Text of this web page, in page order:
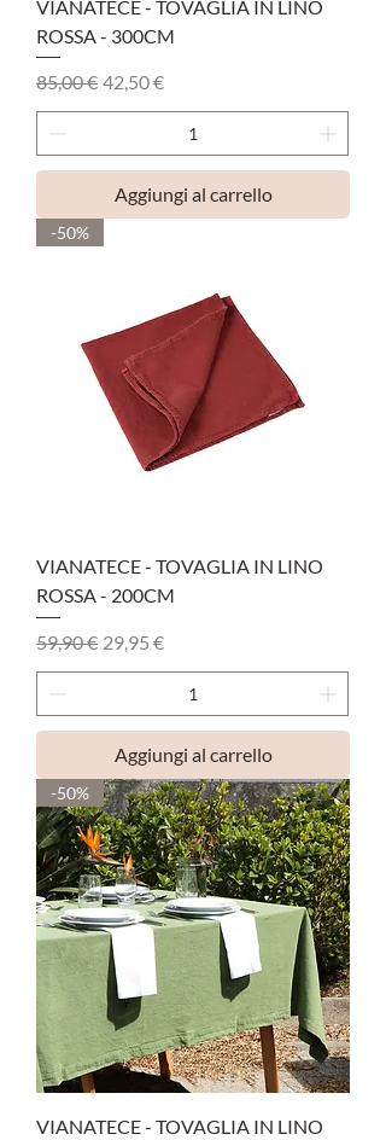
VIANATECE - TOVAGLIA IN LINO
ROSSA - 300CM
Prezzo regolare
85,00 € Prezzo scontato
42,50 €
Aggiungi al carrello
-50%
VIANATECE - TOVAGLIA IN LINO
ROSSA - 200CM
Prezzo regolare
59,90 € Prezzo scontato
29,95 €
Aggiungi al carrello
-50%
VIANATECE - TOVAGLIA IN LINO